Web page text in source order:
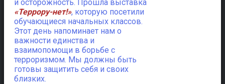
и осторожность. Прошла выставка
«Террору-нет!», которую посетили
обучающиеся начальных классов.
Этот день напоминает нам о
важности единства и
взаимопомощи в борьбе с
терроризмом. Мы должны быть
готовы защитить себя и своих
близких.